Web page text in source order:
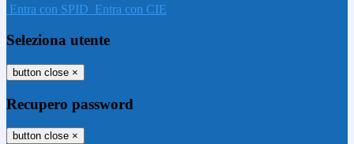
Entra con SPID Entra con CIE
Seleziona utente
button close ×
Recupero password
button close ×